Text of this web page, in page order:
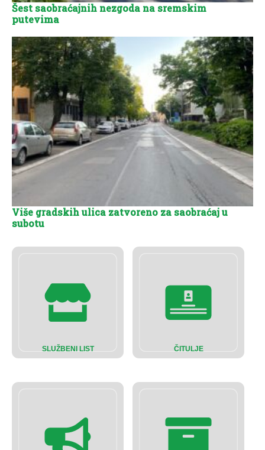
SLUŽBENI LIST ČITULJE
Šest saobraćajnih nezgoda na sremskim
putevima
Više gradskih ulica zatvoreno za saobraćaj u
subotu